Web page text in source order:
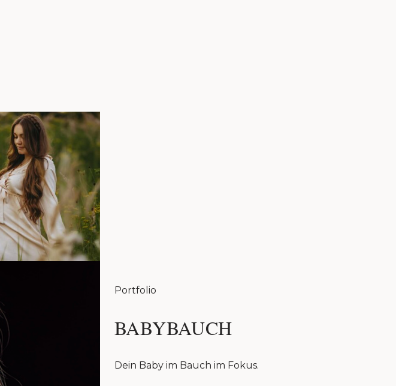
Portfolio
BABYBAUCH
Dein Baby im Bauch im Fokus.